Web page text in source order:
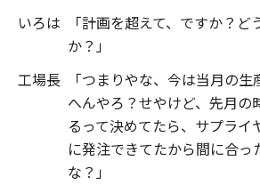
いろは
「計画を超えて、ですか？
か？」
工場長
「つまりやな、今は当月の
へんやろ？せやけど、先月の
るって決めてたら、サプライ
に発注できてたから間に合っ
な？」